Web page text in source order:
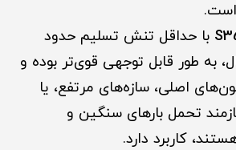
با حداقل تنش تسلیم حدود
به طور قابل توجهی قوی‌تر بوده و
اصلی، سازه‌های مرتفع، یا
تحمل بارهای سنگین و
کاربرد دارد.